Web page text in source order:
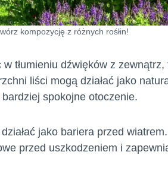
kompozycję z różnych rośłin!
tłumieniu dźwięków z
liści mogą działać jako
spokojne otoczenie.
jako bariera przed
przed uszkodzeniem i